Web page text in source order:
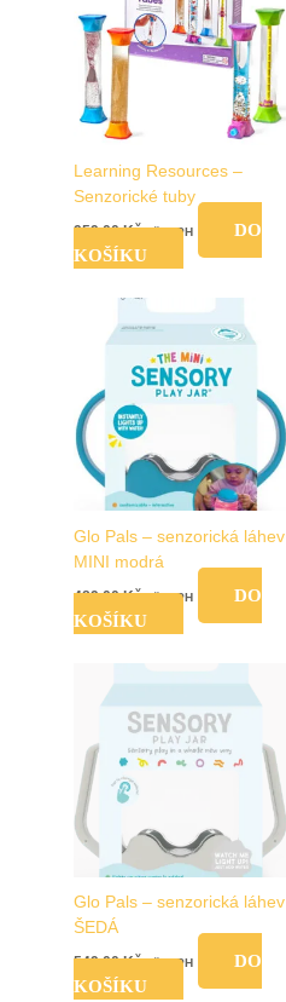
Learning Resources –
Senzorické tuby
959,00Kč vč. DPH
DO
KOŠÍKU
Glo Pals – senzorická láhev
MINI modrá
489,00Kč vč. DPH
DO
KOŠÍKU
Glo Pals – senzorická láhev
ŠEDÁ
549,00Kč vč. DPH
DO
KOŠÍKU